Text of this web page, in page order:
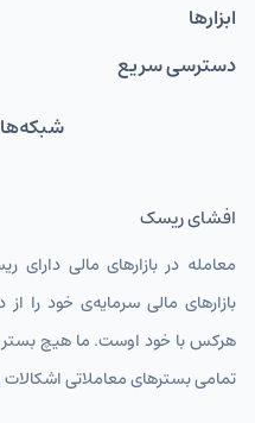
ابزارها
دسترسی سریع
افشای ریسک
معامله در بازارهای مالی دارای
بازارهای مالی سرمایه‌ی خود
هرکس با خود اوست. ما هیچ بستر
تمامی بسترهای معاملاتی اشکالات